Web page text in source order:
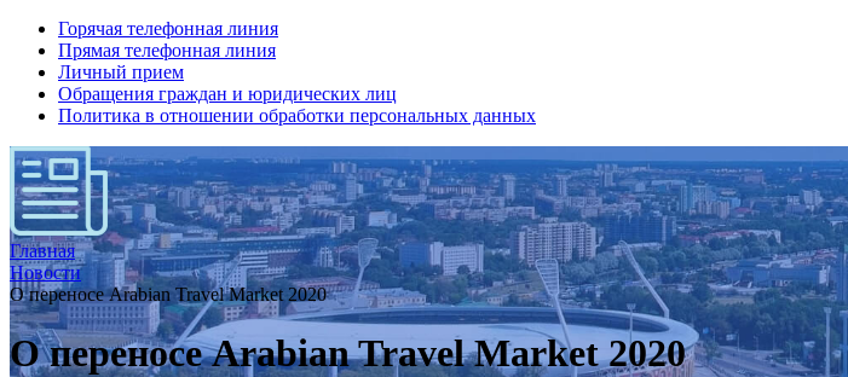
Горячая телефонная линия
Прямая телефонная линия
Личный прием
Обращения граждан и юридических лиц
Политика в отношении обработки персональных данных
Главная
Новости
О переносе Arabian Travel Market 2020
О переносе Arabian Travel Market 2020